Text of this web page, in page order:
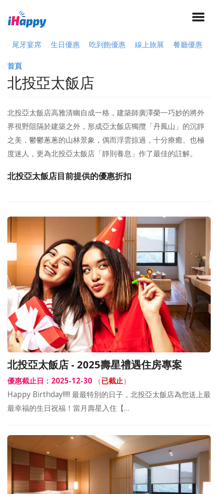
尾牙宴席 生日優惠 吃到飽優惠 線上旅展 餐廳優惠
首頁
北投亞太飯店
北投亞太飯店高雅清幽自成一格，建築師廣澤榮一巧妙的將外
界視野阻隔於建築之外，形成亞太飯店獨攬「丹鳳山」的沉靜
之美，鬱鬱蔥蔥的山林景象，偶而浮雲掠過，十分療癒、也極
度迷人，更為北投亞太飯店「靜則養息」作了最佳的註解。
北投亞太飯店目前提供的優惠折扣
北投亞太飯店 - 2025壽星禮遇住房專案
優惠截止日：2025-12-30 （已截止）
Happy Birthday!!!!! 最最特別的日子，北投亞太飯店為您送上最
最幸福的生日祝福！當月壽星入住【…